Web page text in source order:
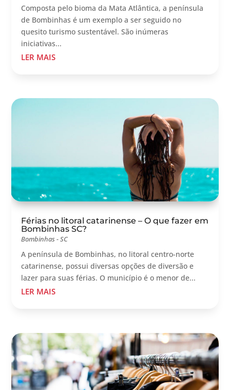
Composta pelo bioma da Mata Atlântica, a península
de Bombinhas é um exemplo a ser seguido no
quesito turismo sustentável. São inúmeras
iniciativas...
LER MAIS
Férias no litoral catarinense – O que fazer em
Bombinhas SC?
Bombinhas - SC
A península de Bombinhas, no litoral centro-norte
catarinense, possui diversas opções de diversão e
lazer para suas férias. O município é o menor de...
LER MAIS